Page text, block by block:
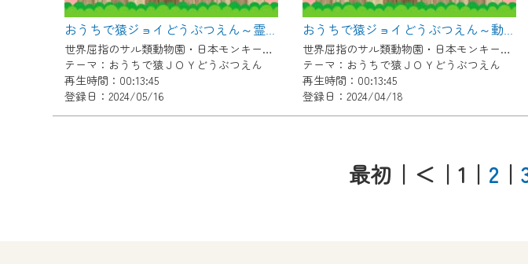
おうちで猿ジョイどうぶつえん～霊長類を描こう～（2024年4月16日初回放送）
世界屈指のサル類動物園・日本モンキーセンター協力の親子で学べる動物番組。
テーマ：おうちで猿ＪＯＹどうぶつえん
再生時間：00:13:45
登録日：2024/05/16
おうちで猿ジョイどうぶつえん～動物たちのお引越し～（2024年3月16日初回放送）
世界屈指のサル類動物園・日本モンキーセンター協力の親子で学べる動物番組。
テーマ：おうちで猿ＪＯＹどうぶつえん
再生時間：00:13:45
登録日：2024/04/18
最初 ｜＜ ｜1 ｜ 2 ｜